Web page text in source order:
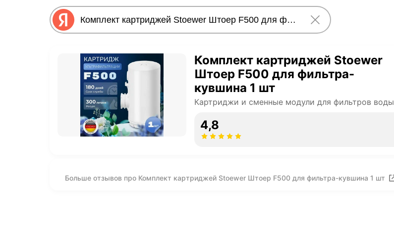
Комплект картриджей Stoewer
Штоер F500 для фильтра-
кувшина 1 шт
Картриджи и сменные модули для фильтров воды
4,8
Больше отзывов про Комплект картриджей Stoewer Штоер F500 для фильтра-кувшина 1 шт